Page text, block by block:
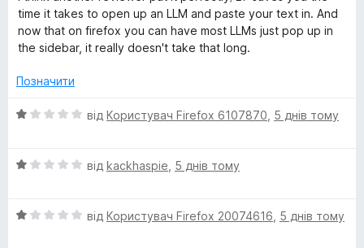
time it takes to open up an LLM and paste your text in. And
now that on firefox you can have most LLMs just pop up in
the sidebar, it really doesn't take that long.
Позначити
О
н
1
від Користувач Firefox 6107870 5 днів тому
О
н
від kackhaspie 5 днів тому
О
від Користувач Firefox 20074616 5 днів тому